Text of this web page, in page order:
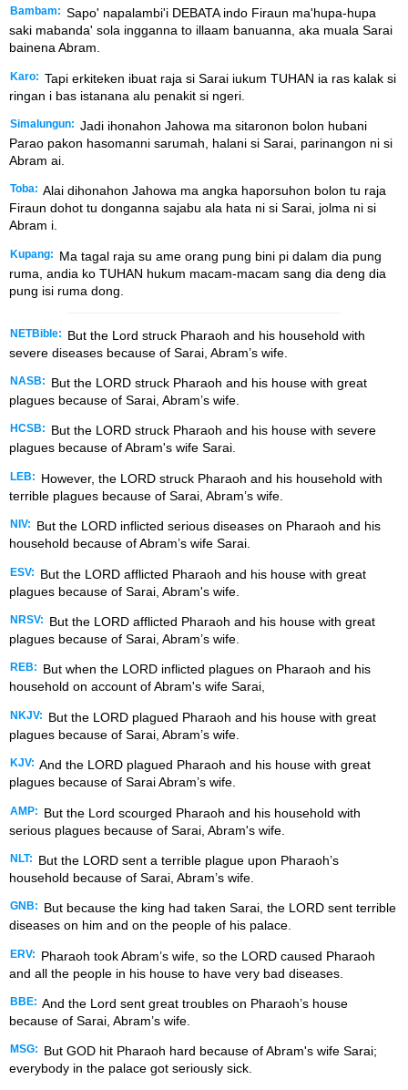
Bambam: Sapo' napalambi'i DEBATA indo Firaun ma'hupa-hupa
saki mabanda' sola ingganna to illaam banuanna, aka muala Sarai
bainena Abram.
Karo: Tapi erkiteken ibuat raja si Sarai iukum TUHAN ia ras kalak si
ringan i bas istanana alu penakit si ngeri.
Simalungun: Jadi ihonahon Jahowa ma sitaronon bolon hubani
Parao pakon hasomanni sarumah, halani si Sarai, parinangon ni si
Abram ai.
Toba: Alai dihonahon Jahowa ma angka haporsuhon bolon tu raja
Firaun dohot tu donganna sajabu ala hata ni si Sarai, jolma ni si
Abram i.
Kupang:
Ma tagal raja su ame orang pung bini pi dalam dia pung
ruma, andia ko TUHAN hukum macam-macam sang dia deng dia
pung isi ruma dong.
NETBible: But the Lord struck Pharaoh and his household with
severe diseases because of Sarai, Abram’s wife.
NASB:
But the LORD struck Pharaoh and his house with great
plagues because of Sarai, Abram’s wife.
HCSB:
But the LORD struck Pharaoh and his house with severe
plagues because of Abram's wife Sarai.
LEB:
However, the LORD struck Pharaoh and his household with
terrible plagues because of Sarai, Abram’s wife.
NIV:
But the LORD inflicted serious diseases on Pharaoh and his
household because of Abram’s wife Sarai.
ESV:
But the LORD afflicted Pharaoh and his house with great
plagues because of Sarai, Abram's wife.
NRSV:
But the LORD afflicted Pharaoh and his house with great
plagues because of Sarai, Abram’s wife.
REB:
But when the LORD inflicted plagues on Pharaoh and his
household on account of Abram's wife Sarai,
NKJV:
But the LORD plagued Pharaoh and his house with great
plagues because of Sarai, Abram’s wife.
KJV: And the LORD plagued Pharaoh and his house with great
plagues because of Sarai Abram’s wife.
AMP:
But the Lord scourged Pharaoh and his household with
serious plagues because of Sarai, Abram's wife.
NLT:
But the LORD sent a terrible plague upon Pharaoh’s
household because of Sarai, Abram’s wife.
GNB:
But because the king had taken Sarai, the LORD sent terrible
diseases on him and on the people of his palace.
ERV:
Pharaoh took Abram’s wife, so the LORD caused Pharaoh
and all the people in his house to have very bad diseases.
BBE: And the Lord sent great troubles on Pharaoh’s house
because of Sarai, Abram’s wife.
MSG:
But GOD hit Pharaoh hard because of Abram's wife Sarai;
everybody in the palace got seriously sick.